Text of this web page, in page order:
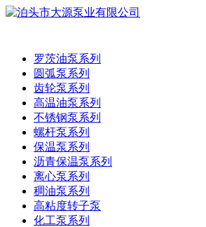
罗茨油泵系列
圆弧泵系列
齿轮泵系列
高温油泵系列
不锈钢泵系列
螺杆泵系列
保温泵系列
沥青保温泵系列
离心泵系列
稠油泵系列
高粘度转子泵
化工泵系列